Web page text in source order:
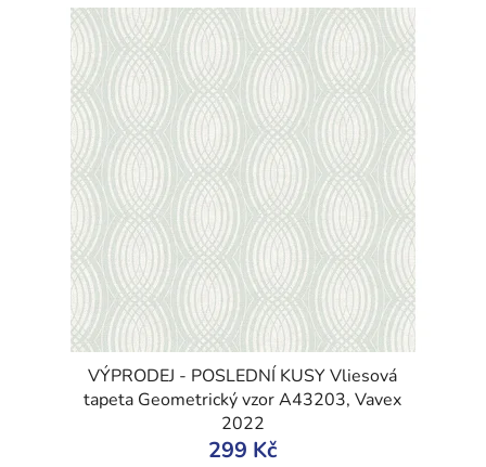
VÝPRODEJ - POSLEDNÍ KUSY Vliesová
tapeta Geometrický vzor A43203, Vavex
2022
299 Kč